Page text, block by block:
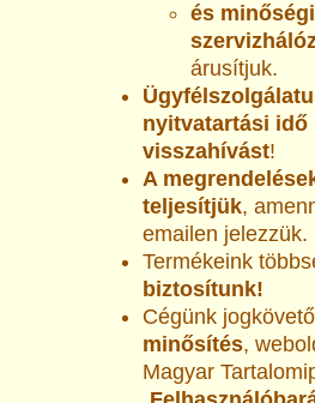
és minőségi
árusítjuk.
nyitvatartási
visszahívást!
A
teljesítjük,
emailen jelezzük.
Termékeink
biztosítunk!
Cégünk
minősítés,
Magyar